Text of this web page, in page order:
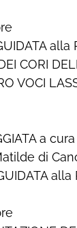
CORI
VOCI
a
di
alla